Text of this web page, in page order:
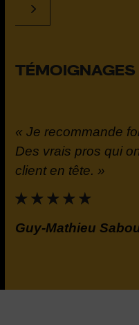
TÉMOIGNAGES
« Je recommande
Des vrais pros qui
client en tête. »
Guy-Mathieu